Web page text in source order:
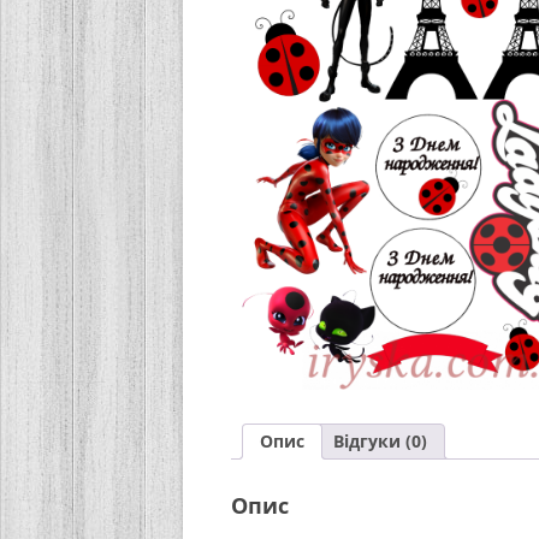
Опис Відгуки (0)
Опис